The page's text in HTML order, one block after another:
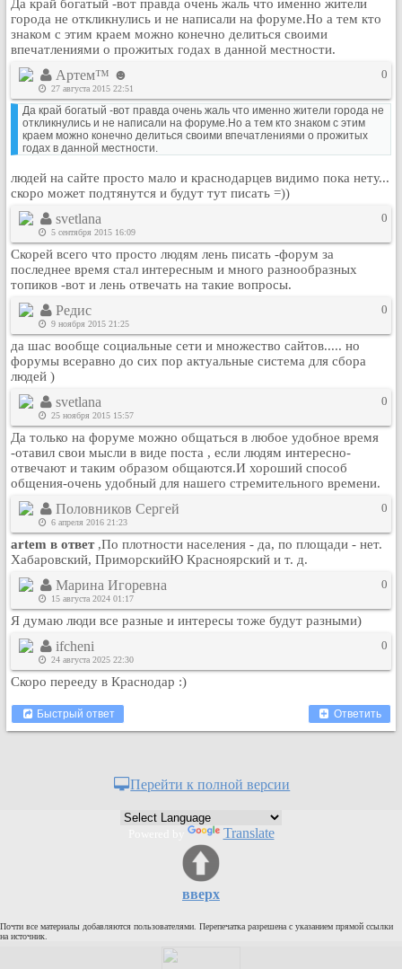
Группы
Норм
Музыкальный архив
Видео архив
Дело
Организации
Объявления
Рейтинг сайтов
Полная версия сайта
Да край богатый -вот правда очень жаль что именно жители
города не откликнулись и не написали на форуме.Но а тем кто
знаком с этим краем можно конечно делиться своими
впечатлениями о прожитых годах в данной местности.
Артем™ ☻
27 августа 2015 22:51
0
Да край богатый -вот правда очень жаль что именно жители города не
откликнулись и не написали на форуме.Но а тем кто знаком с этим
краем можно конечно делиться своими впечатлениями о прожитых
годах в данной местности.
людей на сайте просто мало и краснодарцев видимо пока нету...
скоро может подтянутся и будут тут писать =))
svetlana
5 сентября 2015 16:09
0
Скорей всего что просто людям лень писать -форум за
последнее время стал интересным и много разнообразных
топиков -вот и лень отвечать на такие вопросы.
Редис
9 ноября 2015 21:25
0
да шас вообще социальные сети и множество сайтов..... но
форумы всеравно до сих пор актуальные система для сбора
людей )
svetlana
25 ноября 2015 15:57
0
Да только на форуме можно общаться в любое удобное время
-отавил свои мысли в виде поста , если людям интересно-
отвечают и таким образом общаются.И хороший способ
общения-очень удобный для нашего стремительного времени.
Половников Сергей
6 апреля 2016 21:23
0
artem в ответ ,По плотности населения - да, по площади - нет.
Хабаровский, ПриморскийЮ Красноярский и т. д.
Марина Игоревна
15 августа 2024 01:17
0
Я думаю люди все разные и интересы тоже будут разными)
ifcheni
24 августа 2025 22:30
0
Скоро перееду в Краснодар :)
Быстрый ответ Ответить
Перейти к полной версии
Translate
вверх
Почти все материалы добавляются пользователями. Перепечатка разрешена с указанием прямой ссылки
на источник.